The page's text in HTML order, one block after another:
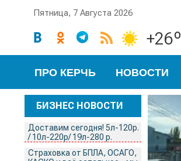
Пятница, 7 Августа 2026
+26º
ПРО КЕРЧЬ НОВОСТИ
БИЗНЕС НОВОСТИ
Доставим сегодня! 5л-120р.
/ 10л-220р/ 19л-280 р.
Страховка от БПЛА, ОСАГО,